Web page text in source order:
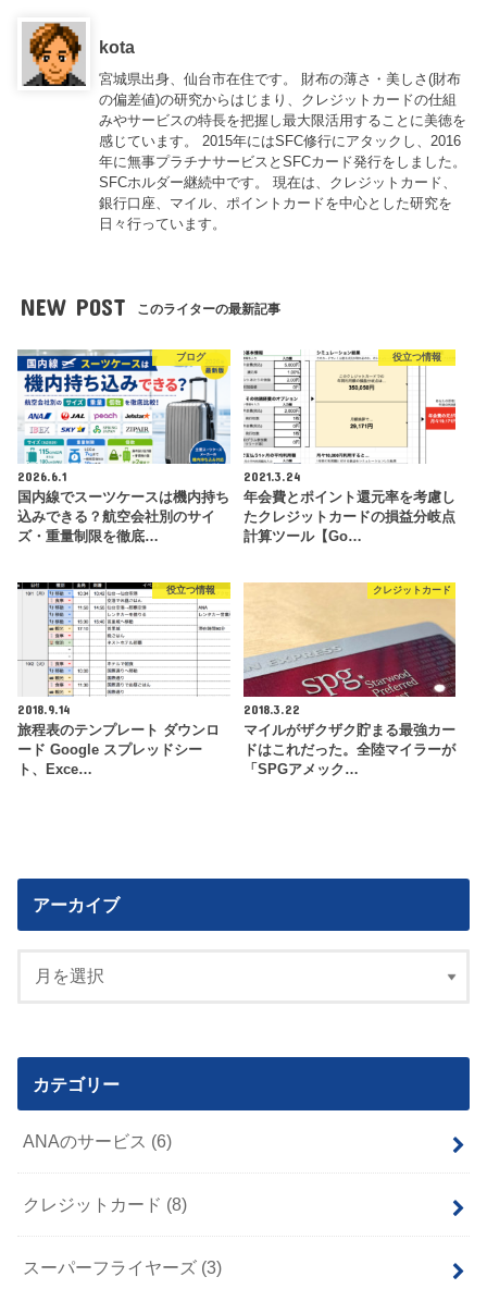
kota
宮城県出身、仙台市在住です。 財布の薄さ・美しさ(財布
の偏差値)の研究からはじまり、クレジットカードの仕組
みやサービスの特長を把握し最大限活用することに美徳を
感じています。 2015年にはSFC修行にアタックし、2016
年に無事プラチナサービスとSFCカード発行をしました。
SFCホルダー継続中です。 現在は、クレジットカード、
銀行口座、マイル、ポイントカードを中心とした研究を
日々行っています。
NEW POST このライターの最新記事
ブログ
2026.6.1
国内線でスーツケースは機内持ち
込みできる？航空会社別のサイ
ズ・重量制限を徹底…
役立つ情報
2021.3.24
年会費とポイント還元率を考慮し
たクレジットカードの損益分岐点
計算ツール【Go…
役立つ情報
2018.9.14
旅程表のテンプレート ダウンロ
ード Google スプレッドシー
ト、Exce…
クレジットカード
2018.3.22
マイルがザクザク貯まる最強カー
ドはこれだった。全陸マイラーが
「SPGアメック…
アーカイブ
カテゴリー
ANAのサービス (6)
クレジットカード (8)
スーパーフライヤーズ (3)